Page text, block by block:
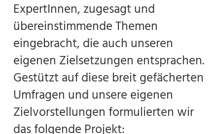
ExpertInnen, zugesagt und
übereinstimmende Themen
eingebracht, die auch unseren
eigenen Zielsetzungen entsprachen.
Gestützt auf diese breit gefächerten
Umfragen und unsere eigenen
Zielvorstellungen formulierten wir
das folgende Projekt: